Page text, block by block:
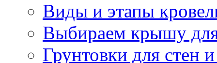
Виды и этапы
Выбираем крышу
Грунтовки для стен